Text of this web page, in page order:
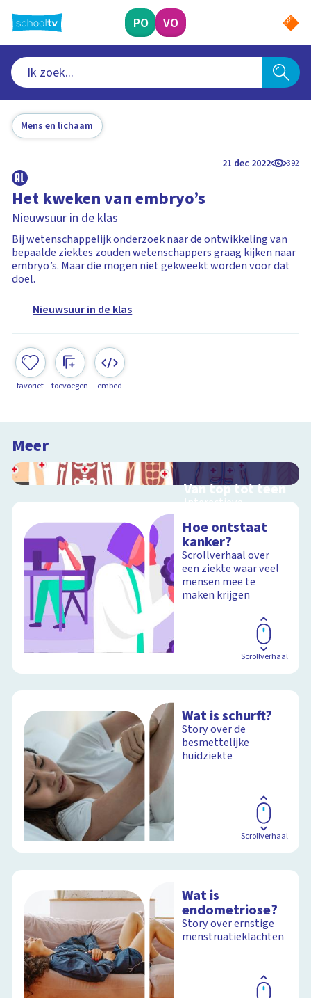
naar
hoofdinhoud
PO VO
Mens en lichaam
21 dec 2022 392
Het kweken van embryo’s
Nieuwsuur in de klas
Bij wetenschappelijk onderzoek naar de ontwikkeling van
bepaalde ziektes zouden wetenschappers graag kijken naar
embryo’s. Maar die mogen niet gekweekt worden voor dat
doel.
Nieuwsuur in de klas
favoriet toevoegen embed
Meer
Van top tot teen
Interactieve
menselijk lichaam
Schoolplaat
Hoe ontstaat
kanker?
Scrollverhaal over
een ziekte waar veel
mensen mee te
maken krijgen
Scrollverhaal
Wat is schurft?
Story over de
besmettelijke
huidziekte
Scrollverhaal
Wat is
endometriose?
Story over ernstige
menstruatieklachten